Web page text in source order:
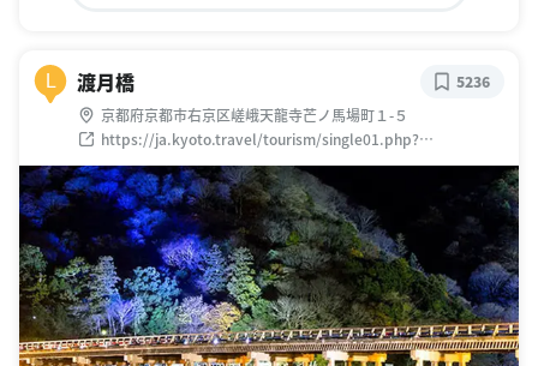
L 渡月橋
京都府京都市右京区嵯峨天龍寺芒ノ馬場町１-５
https://ja.kyoto.travel/tourism/single01.php?
category_id=8&tourism_id=2682
5236